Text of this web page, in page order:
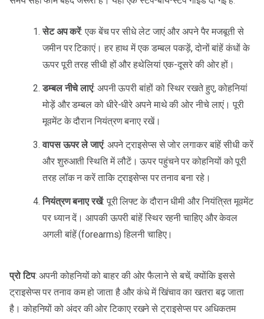
सेट अप करें: एक बेंच पर सीधे लेट जाएं और अपने पैर मजबूती से
जमीन पर टिकाएं। हर हाथ में एक डम्बल पकड़ें, दोनों बांहें कंधों के
ऊपर पूरी तरह सीधी हों और हथेलियां एक-दूसरे की ओर हों।
डम्बल नीचे लाएं: अपनी ऊपरी बांहों को स्थिर रखते हुए, कोहनियां
मोड़ें और डम्बल को धीरे-धीरे अपने माथे की ओर नीचे लाएं। पूरी
मूवमेंट के दौरान नियंत्रण बनाए रखें।
वापस ऊपर ले जाएं: अपने ट्राइसेप्स से जोर लगाकर बांहें सीधी करें
और शुरुआती स्थिति में लौटें। ऊपर पहुंचने पर कोहनियों को पूरी
तरह लॉक न करें ताकि ट्राइसेप्स पर तनाव बना रहे।
नियंत्रण बनाए रखें: पूरी लिफ्ट के दौरान धीमी और नियंत्रित मूवमेंट
पर ध्यान दें। आपकी ऊपरी बांहें स्थिर रहनी चाहिए और केवल
अगली बांहें (forearms) हिलनी चाहिए।
प्रो टिप: अपनी कोहनियों को बाहर की ओर फैलाने से बचें, क्योंकि इससे
ट्राइसेप्स पर तनाव कम हो जाता है और कंधे में खिंचाव का खतरा बढ़ जाता
है। कोहनियों को अंदर की ओर टिकाए रखने से ट्राइसेप्स पर अधिकतम